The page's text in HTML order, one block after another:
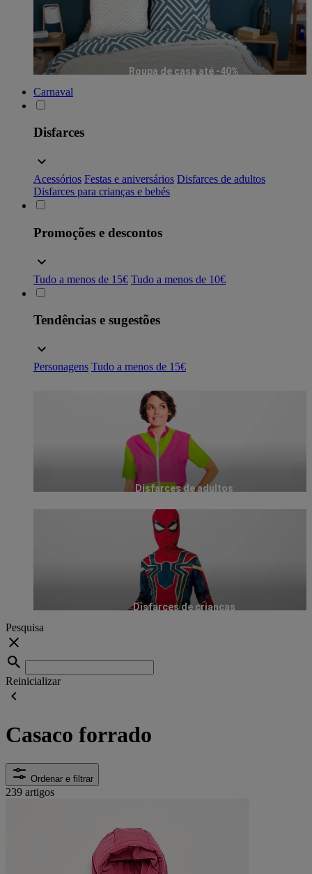
Roupa de casa até -40%
Carnaval
Disfarces
Acessórios Festas e aniversários Disfarces de adultos
Disfarces para crianças e bebés
Promoções e descontos
Tudo a menos de 15€ Tudo a menos de 10€
Tendências e sugestões
Personagens Tudo a menos de 15€
Disfarces de adultos
Disfarces de crianças
Pesquisa
Reinicializar
Casaco forrado
Ordenar e filtrar
239 artigos